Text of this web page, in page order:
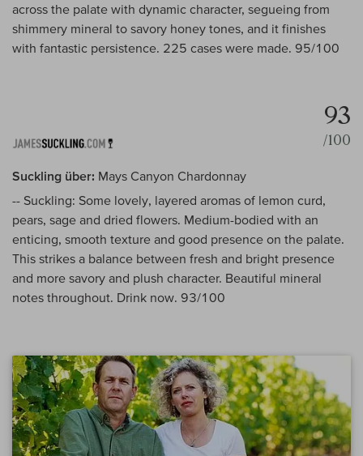
across the palate with dynamic character, segueing from
shimmery mineral to savory honey tones, and it finishes
with fantastic persistence. 225 cases were made. 95/100
93
/100
Suckling über: Mays Canyon Chardonnay
-- Suckling: Some lovely, layered aromas of lemon curd,
pears, sage and dried flowers. Medium-bodied with an
enticing, smooth texture and good presence on the palate.
This strikes a balance between fresh and bright presence
and more savory and plush character. Beautiful mineral
notes throughout. Drink now. 93/100